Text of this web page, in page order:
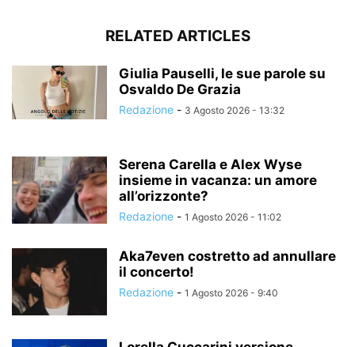
RELATED ARTICLES
Giulia Pauselli, le sue parole su
Osvaldo De Grazia
Redazione - 3 Agosto 2026 - 13:32
Serena Carella e Alex Wyse
insieme in vacanza: un amore
all’orizzonte?
Redazione - 1 Agosto 2026 - 11:02
Aka7even costretto ad annullare
il concerto!
Redazione - 1 Agosto 2026 - 9:40